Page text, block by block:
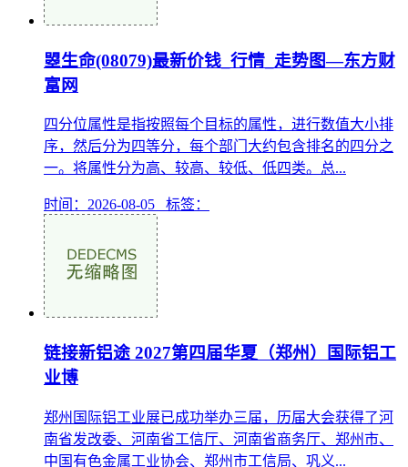
曌生命(08079)最新价钱_行情_走势图—东方财
富网
四分位属性是指按照每个目标的属性，进行数值大小排
序，然后分为四等分，每个部门大约包含排名的四分之
一。将属性分为高、较高、较低、低四类。总...
时间：2026-08-05 标签：
链接新铝途 2027第四届华夏（郑州）国际铝工
业博
郑州国际铝工业展已成功举办三届，历届大会获得了河
南省发改委、河南省工信厅、河南省商务厅、郑州市、
中国有色金属工业协会、郑州市工信局、巩义...